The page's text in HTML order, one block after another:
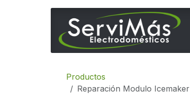
Productos
Reparación Modulo Icemaker